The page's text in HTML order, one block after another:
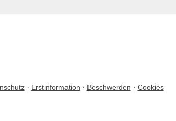
· Erstinformation · Beschwerden · Cookies